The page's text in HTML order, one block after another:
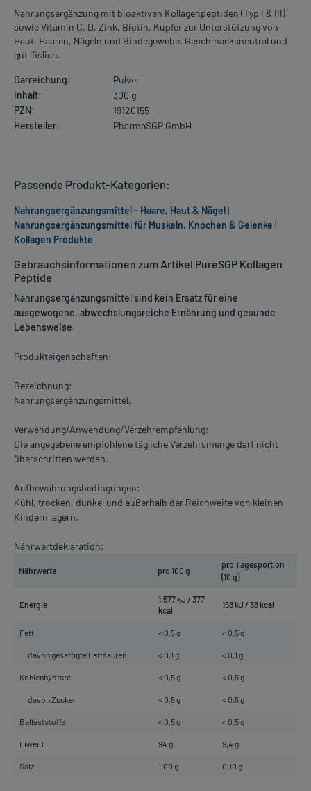
Nahrungsergänzung mit bioaktiven Kollagenpeptiden (Typ I & III)
sowie Vitamin C, D, Zink, Biotin, Kupfer zur Unterstützung von
Haut, Haaren, Nägeln und Bindegewebe. Geschmacksneutral und
gut löslich.
Darreichung:
Pulver
Inhalt:
300 g
PZN:
19120155
Hersteller:
PharmaSGP GmbH
Gebrauchsinformationen zum Artikel PureSGP Kollagen
Peptide
Nahrungsergänzungsmittel sind kein Ersatz für eine
ausgewogene, abwechslungsreiche Ernährung und gesunde
Lebensweise.
Produkteigenschaften:
Bezeichnung:
Nahrungsergänzungsmittel.
Verwendung/Anwendung/Verzehrempfehlung:
Die angegebene empfohlene tägliche Verzehrsmenge darf nicht
überschritten werden.
Aufbewahrungsbedingungen:
Kühl, trocken, dunkel und außerhalb der Reichweite von kleinen
Kindern lagern.
Nährwertdeklaration:
Nährwerte pro 100 g
pro Tagesportion
(10 g)
Energie
1.577 kJ / 377
kcal
158 kJ / 38 kcal
Fett < 0,5 g < 0,5 g
davon gesättigte Fettsäuren < 0,1 g < 0,1 g
Kohlenhydrate < 0,5 g < 0,5 g
davon Zucker < 0,5 g < 0,5 g
Ballaststoffe < 0,5 g < 0,5 g
Eiweiß 94 g 9,4 g
Salz 1,00 g 0,10 g
Passende Produkt-Kategorien:
Nahrungsergänzungsmittel - Haare, Haut & Nägel|
Nahrungsergänzungsmittel für Muskeln, Knochen & Gelenke |
Kollagen Produkte